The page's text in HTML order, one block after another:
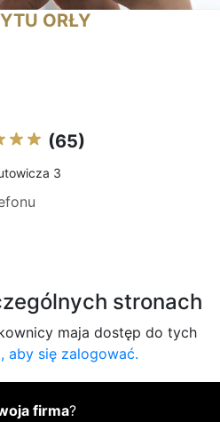
ORŁY
(65)
3
stronach
maja dostęp do tych
aby się zalogować.
firma?